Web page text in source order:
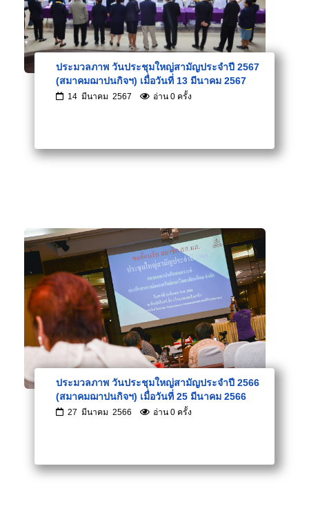
ประมวลภาพ วันประชุมใหญ่สามัญประจำปี 2567
(สมาคมฌาปนกิจฯ) เมื่อวันที่ 13 มีนาคม 2567
14 มีนาคม 2567 อ่าน 0 ครั้ง
ประมวลภาพ วันประชุมใหญ่สามัญประจำปี 2566
(สมาคมฌาปนกิจฯ) เมื่อวันที่ 25 มีนาคม 2566
27 มีนาคม 2566 อ่าน 0 ครั้ง